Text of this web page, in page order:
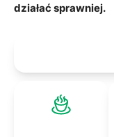
działać sprawniej.